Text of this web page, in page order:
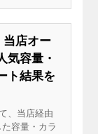
当店オー
容量・
ト結果を
、当店経由
容量・カラ